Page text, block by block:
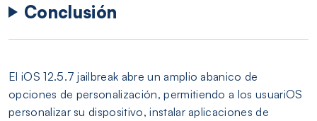
Conclusión
El iOS 12.5.7 jailbreak abre un amplio abanico de
opciones de personalización, permitiendo a los usuariOS
personalizar su dispositivo, instalar aplicaciones de